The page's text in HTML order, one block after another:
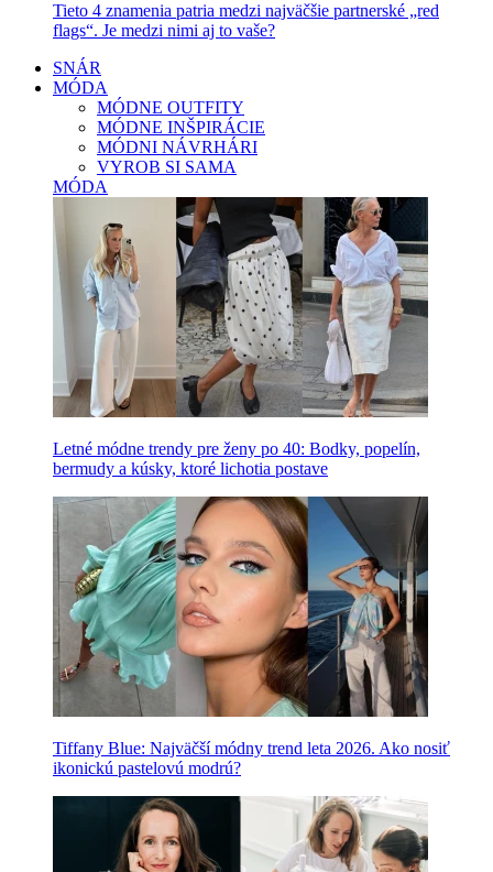
Tieto 4 znamenia patria medzi najväčšie partnerské „red
flags“. Je medzi nimi aj to vaše?
SNÁR
MÓDA
MÓDNE OUTFITY
MÓDNE INŠPIRÁCIE
MÓDNI NÁVRHÁRI
VYROB SI SAMA
MÓDA
Letné módne trendy pre ženy po 40: Bodky, popelín,
bermudy a kúsky, ktoré lichotia postave
Tiffany Blue: Najväčší módny trend leta 2026. Ako nosiť
ikonickú pastelovú modrú?